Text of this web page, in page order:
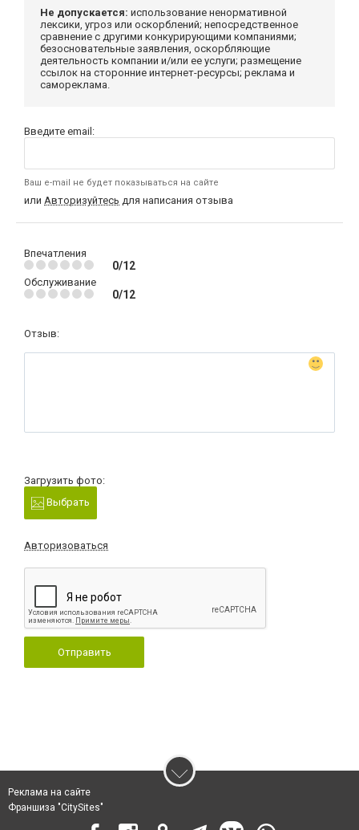
Не допускается: использование ненормативной
лексики, угроз или оскорблений; непосредственное
сравнение с другими конкурирующими компаниями;
безосновательные заявления, оскорбляющие
деятельность компании и/или ее услуги; размещение
ссылок на сторонние интернет-ресурсы; реклама и
самореклама.
Введите email:
Ваш e-mail не будет показываться на сайте
или Авторизуйтесь для написания отзыва
Впечатления
0/12
Обслуживание
0/12
Отзыв:
Загрузить фото:
Выбрать
Авторизоваться
Отправить
Реклама на сайте
Франшиза "CitySites"